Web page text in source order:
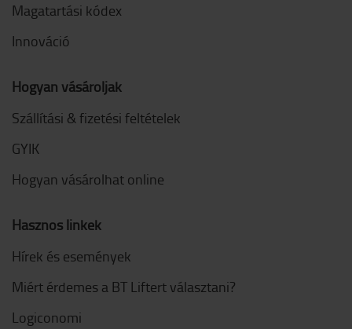
Magatartási kódex
Innováció
Hogyan vásároljak
Szállítási & fizetési feltételek
GYIK
Hogyan vásárolhat online
Hasznos linkek
Hírek és események
Miért érdemes a BT Liftert választani?
Logiconomi